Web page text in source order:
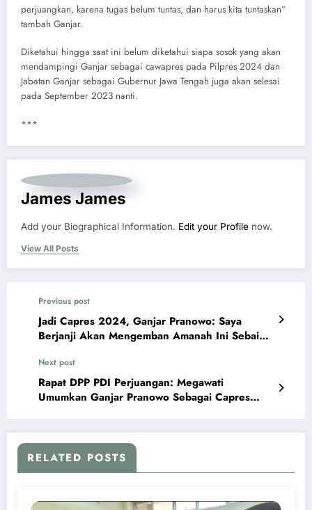
perjuangkan, karena tugas belum tuntas, dan harus kita tuntaskan”
tambah Ganjar.
Diketahui hingga saat ini belum diketahui siapa sosok yang akan
mendampingi Ganjar sebagai cawapres pada Pilpres 2024 dan
Jabatan Ganjar sebagai Gubernur Jawa Tengah juga akan selesai
pada September 2023 nanti.
***
James James
Add your Biographical Information. Edit your Profile now.
View All Posts
Previous post
Jadi Capres 2024, Ganjar Pranowo: Saya
Berjanji Akan Mengemban Amanah Ini Sebaik-
Next post
Rapat DPP PDI Perjuangan: Megawati
Umumkan Ganjar Pranowo Sebagai Capres
RELATED POSTS